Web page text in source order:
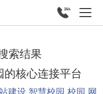
索结果
核心连接平台
建设 智慧校园 校园 网